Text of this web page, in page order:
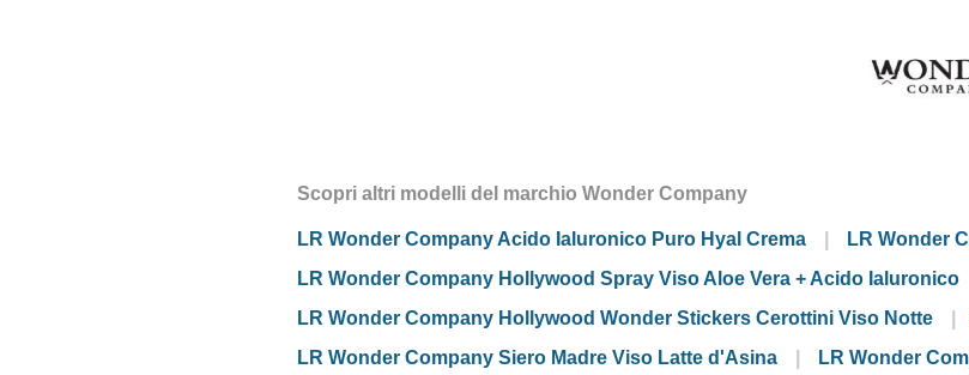
Scopri altri modelli del marchio Wonder Company
LR Wonder Company Acido Ialuronico Puro Hyal Crema
LR Wonder
LR Wonder Company Hollywood Spray Viso Aloe Vera + Acido Ialuronico
LR Wonder Company Hollywood Wonder Stickers Cerottini Viso Notte
LR Wonder Company Siero Madre Viso Latte d'Asina
LR Wonder